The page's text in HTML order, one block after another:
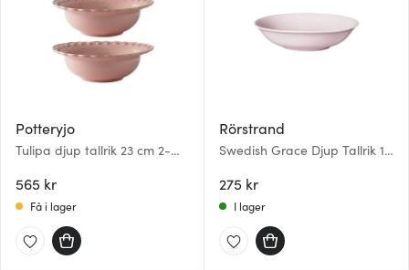
Potteryjo
Tulipa djup tallrik 23 cm 2-
565 kr
Få i lager
Rörstrand
Swedish Grace Djup Tallrik 19
275 kr
I lager